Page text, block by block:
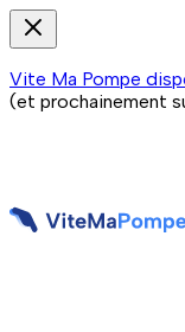
Vite Ma Pompe
(et prochainement